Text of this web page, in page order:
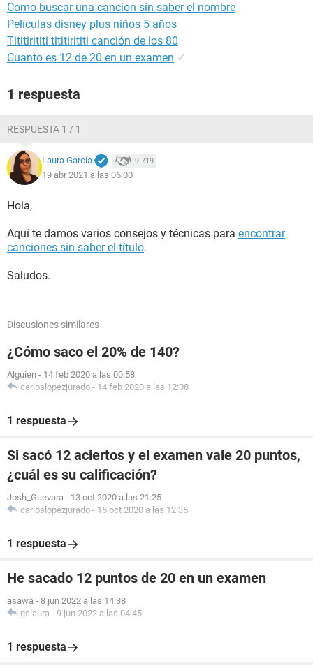
Como buscar una cancion sin saber el nombre
Películas disney plus niños 5 años
Tititirititi tititirititi canción de los 80
Cuanto es 12 de 20 en un examen ✓
1 respuesta
RESPUESTA 1 / 1
Laura García 9.719
19 abr 2021 a las 06:00
Hola,
Aquí te damos varios consejos y técnicas para encontrar
canciones sin saber el título.
Saludos.
Discusiones similares
¿Cómo saco el 20% de 140?
Alguien - 14 feb 2020 a las 00:58
carloslopezjurado - 14 feb 2020 a las 12:08
1 respuesta
Si sacó 12 aciertos y el examen vale 20 puntos,
¿cuál es su calificación?
Josh_Guevara - 13 oct 2020 a las 21:25
carloslopezjurado - 15 oct 2020 a las 12:35
1 respuesta
He sacado 12 puntos de 20 en un examen
asawa - 8 jun 2022 a las 14:38
gslaura - 9 jun 2022 a las 04:45
1 respuesta